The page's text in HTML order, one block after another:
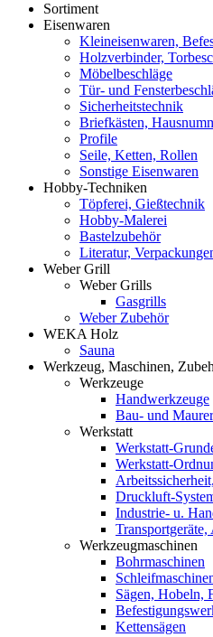
Sortiment
Eisenwaren
Kleineisenwaren,
Holzverbinder,
Möbelbeschläge
Tür- und
Sicherheitstechnik
Briefkästen,
Profile
Seile, Ketten, Rollen
Sonstige Eisenwaren
Hobby-Techniken
Töpferei, Gießtechnik
Hobby-Malerei
Bastelzubehör
Literatur,
Weber Grill
Weber Grills
Gasgrills
Weber Zubehör
WEKA Holz
Sauna
Werkzeug, Maschinen,
Werkzeuge
Handwerkzeuge
Bau- und
Werkstatt
Werkstatt-
Werkstatt-
Druckluft-
Industrie- u.
Werkzeugmaschinen
Bohrmaschinen
Sägen, Hobeln,
Kettensägen